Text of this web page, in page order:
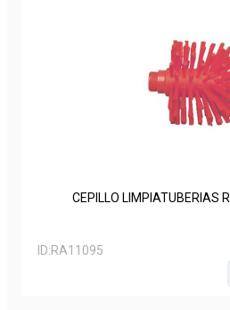
CEPILLO LIMPIATUBERIAS
ID:RA11095